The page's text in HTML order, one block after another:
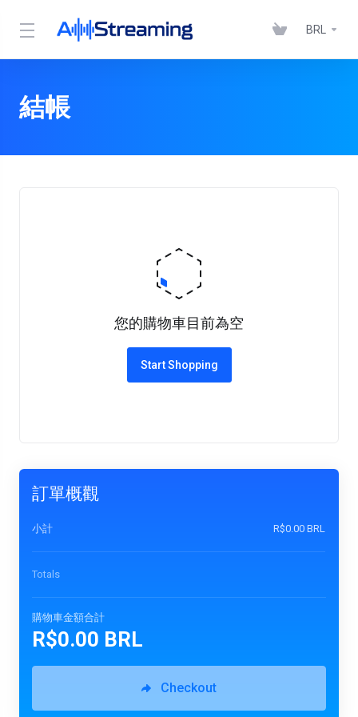
BRL
結帳
您的購物車目前為空
Start Shopping
訂單概觀
小計 R$0.00 BRL
Totals
購物車金額合計
R$0.00 BRL
Checkout